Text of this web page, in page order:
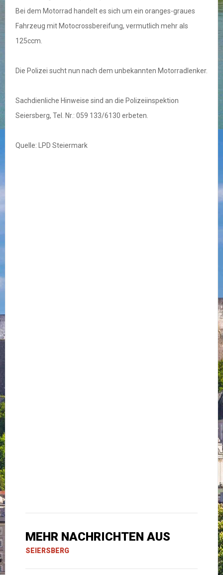
Bei dem Motorrad handelt es sich um ein oranges-graues
Fahrzeug mit Motocrossbereifung, vermutlich mehr als
125ccm.
Die Polizei sucht nun nach dem unbekannten Motorradlenker.
Sachdienliche Hinweise sind an die Polizeiinspektion
Seiersberg, Tel. Nr.: 059 133/6130 erbeten.
Quelle: LPD Steiermark
MEHR NACHRICHTEN AUS
SEIERSBERG